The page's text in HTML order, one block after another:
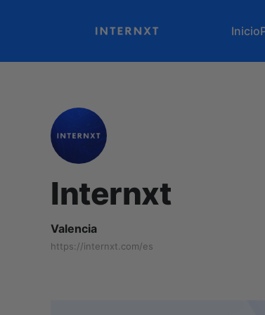
Inicio
Internxt
Valencia
https://internxt.com/es